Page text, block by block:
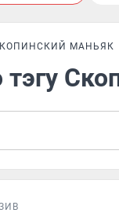
МАНЬЯК
тэгу